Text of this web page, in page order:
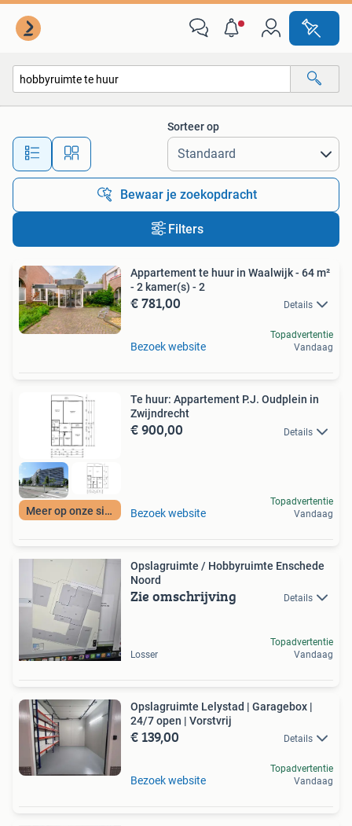
Alle afstanden…
Sorteer op
Bewaar je zoekopdracht
Filters
Appartement te huur in Waalwijk - 64 m²
- 2 kamer(s) - 2
€ 781,00 Details
Bezoek website
Topadvertentie
Vandaag
Meer op onze site
Te huur: Appartement P.J. Oudplein in
Zwijndrecht
€ 900,00 Details
Bezoek website
Topadvertentie
Vandaag
Opslagruimte / Hobbyruimte Enschede
Noord
Zie omschrijving Details
Losser
Topadvertentie
Vandaag
Opslagruimte Lelystad | Garagebox |
24/7 open | Vorstvrij
€ 139,00 Details
Bezoek website
Topadvertentie
Vandaag